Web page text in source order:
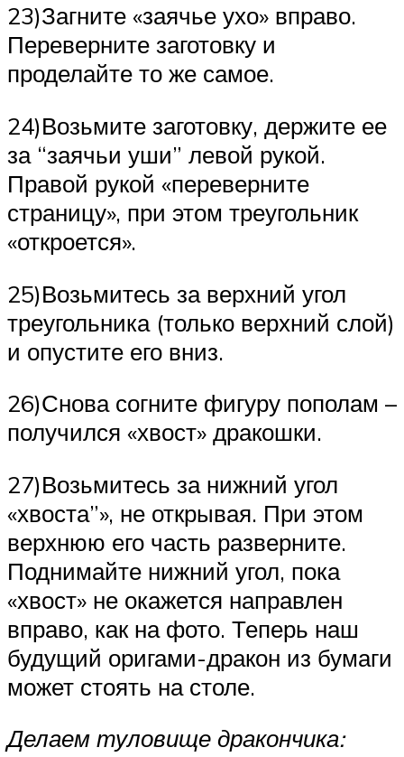
23)Загните «заячье ухо» вправо.
Переверните заготовку и
проделайте то же самое.
24)Возьмите заготовку, держите ее
за “заячьи уши” левой рукой.
Правой рукой «переверните
страницу», при этом треугольник
«откроется».
25)Возьмитесь за верхний угол
треугольника (только верхний слой)
и опустите его вниз.
26)Снова согните фигуру пополам –
получился «хвост» дракошки.
27)Возьмитесь за нижний угол
«хвоста”», не открывая. При этом
верхнюю его часть разверните.
Поднимайте нижний угол, пока
«хвост» не окажется направлен
вправо, как на фото. Теперь наш
будущий оригами-дракон из бумаги
может стоять на столе.
Делаем туловище дракончика: